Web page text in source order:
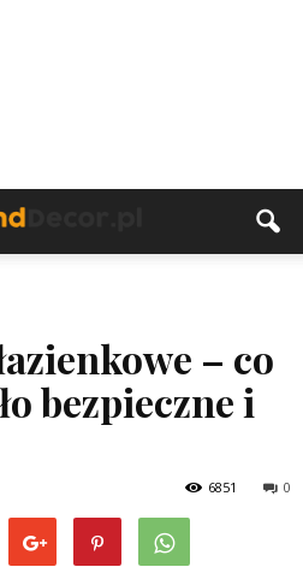
– co
bezpieczne i
0
6851